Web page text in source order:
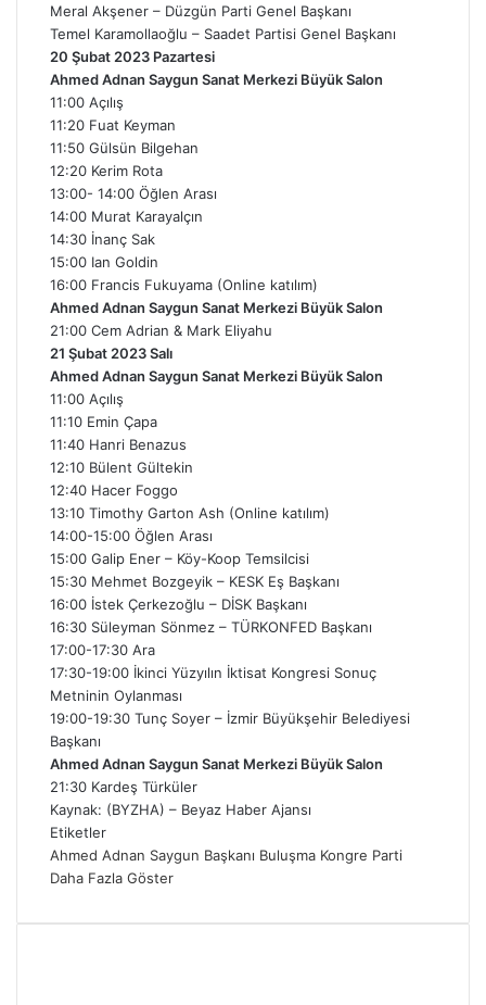
Meral Akşener – Düzgün Parti Genel Başkanı
Temel Karamollaoğlu – Saadet Partisi Genel Başkanı
20 Şubat 2023 Pazartesi
Ahmed Adnan Saygun Sanat Merkezi Büyük Salon
11:00 Açılış
11:20 Fuat Keyman
11:50 Gülsün Bilgehan
12:20 Kerim Rota
13:00- 14:00 Öğlen Arası
14:00 Murat Karayalçın
14:30 İnanç Sak
15:00 Ian Goldin
16:00 Francis Fukuyama (Online katılım)
Ahmed Adnan Saygun Sanat Merkezi Büyük Salon
21:00 Cem Adrian & Mark Eliyahu
21 Şubat 2023 Salı
Ahmed Adnan Saygun Sanat Merkezi Büyük Salon
11:00 Açılış
11:10 Emin Çapa
11:40 Hanri Benazus
12:10 Bülent Gültekin
12:40 Hacer Foggo
13:10 Timothy Garton Ash (Online katılım)
14:00-15:00 Öğlen Arası
15:00 Galip Ener – Köy-Koop Temsilcisi
15:30 Mehmet Bozgeyik – KESK Eş Başkanı
16:00 İstek Çerkezoğlu – DİSK Başkanı
16:30 Süleyman Sönmez – TÜRKONFED Başkanı
17:00-17:30 Ara
17:30-19:00 İkinci Yüzyılın İktisat Kongresi Sonuç
Metninin Oylanması
19:00-19:30 Tunç Soyer – İzmir Büyükşehir Belediyesi
Başkanı
Ahmed Adnan Saygun Sanat Merkezi Büyük Salon
21:30 Kardeş Türküler
Kaynak: (BYZHA) – Beyaz Haber Ajansı
Etiketler
Ahmed Adnan Saygun Başkanı Buluşma Kongre Parti
Daha Fazla Göster